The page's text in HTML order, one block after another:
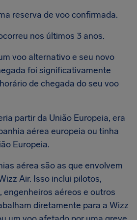
reserva de voo confirmada.
nos últimos 3 anos.
voo alternativo e seu novo
foi significativamente
de chegada do seu voo
partir da União Europeia, era
aérea europeia ou tinha
Europeia.
aérea são as que envolvem
Air. Isso inclui pilotos,
engenheiros aéreos e outros
diretamente para a Wizz